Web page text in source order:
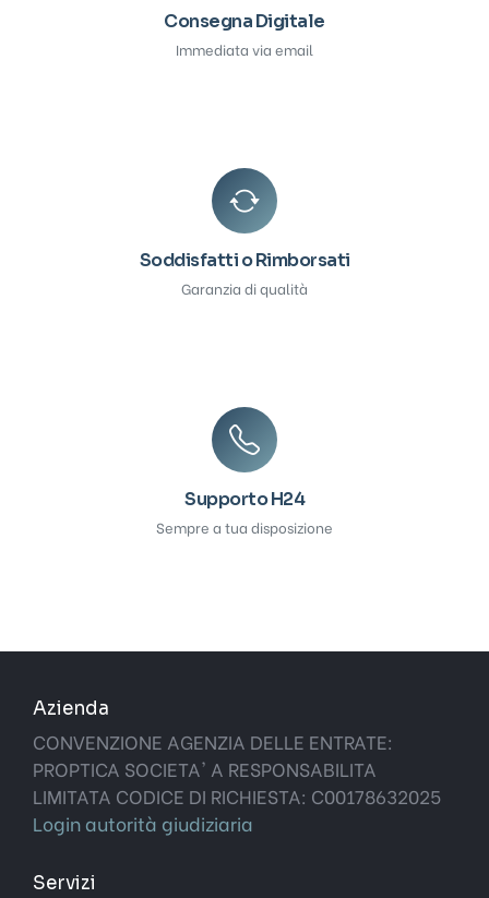
Consegna Digitale
Immediata via email
Soddisfatti o Rimborsati
Garanzia di qualità
Supporto H24
Sempre a tua disposizione
Azienda
CONVENZIONE AGENZIA DELLE ENTRATE:
PROPTICA SOCIETA' A RESPONSABILITA
LIMITATA CODICE DI RICHIESTA: C00178632025
Login autorità giudiziaria
Servizi